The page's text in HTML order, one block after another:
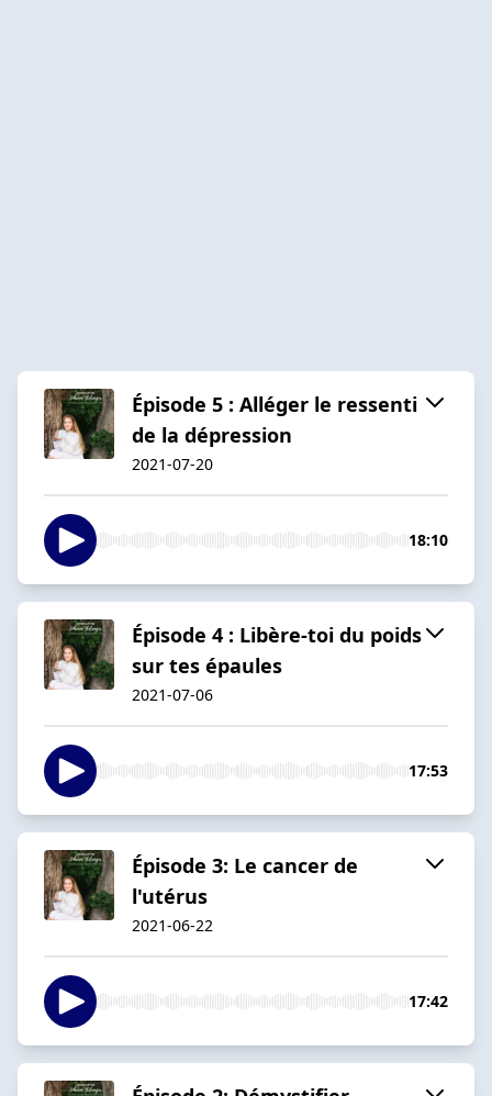
Épisode 5 : Alléger le ressenti
de la dépression
2021-07-20
18:10
Épisode 4 : Libère-toi du poids
sur tes épaules
2021-07-06
17:53
Épisode 3: Le cancer de
l'utérus
2021-06-22
17:42